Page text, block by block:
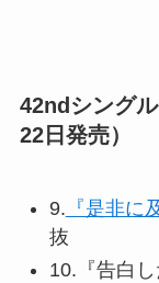
42ndシング
22日発売）
9. 『是非に
抜
10.『告白